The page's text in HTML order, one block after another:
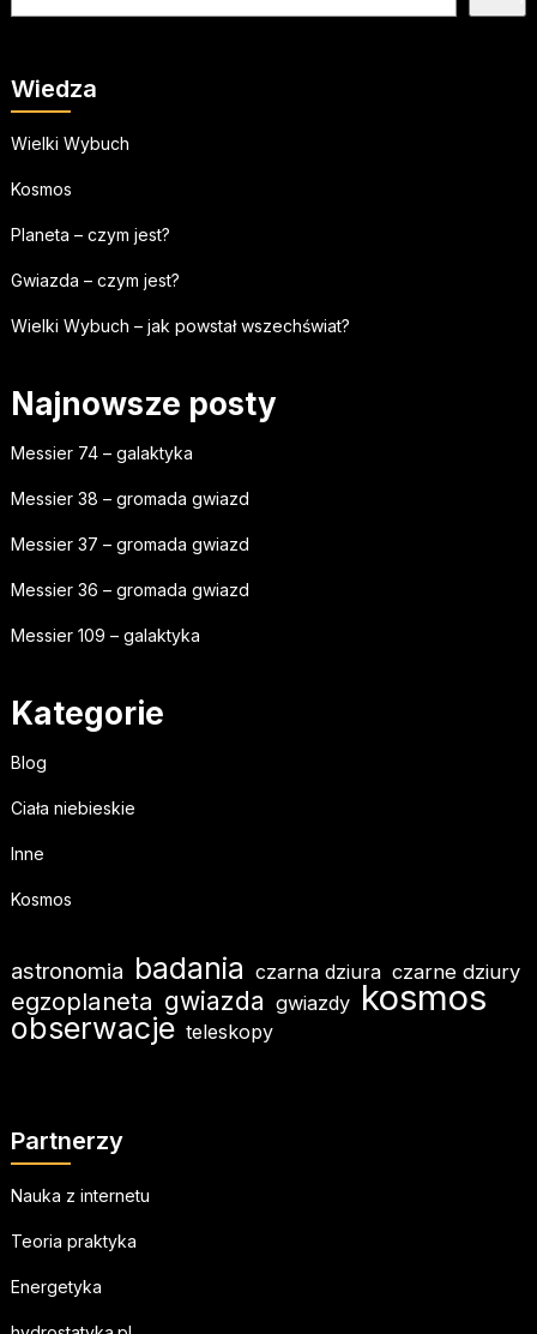
Wiedza
Wielki Wybuch
Kosmos
Planeta – czym jest?
Gwiazda – czym jest?
Wielki Wybuch – jak powstał wszechświat?
Najnowsze posty
Messier 74 – galaktyka
Messier 38 – gromada gwiazd
Messier 37 – gromada gwiazd
Messier 36 – gromada gwiazd
Messier 109 – galaktyka
Kategorie
Blog
Ciała niebieskie
Inne
Kosmos
astronomia badania czarna dziura czarne dziury
egzoplaneta gwiazda gwiazdy kosmos
obserwacje teleskopy
Partnerzy
Nauka z internetu
Teoria praktyka
Energetyka